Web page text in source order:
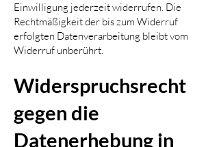
Einwilligung jederzeit widerrufen. Die
Rechtmäßigkeit der bis zum Widerruf
erfolgten Datenverarbeitung bleibt vom
Widerruf unberührt.
Widerspruchsrecht
gegen die
Datenerhebung in